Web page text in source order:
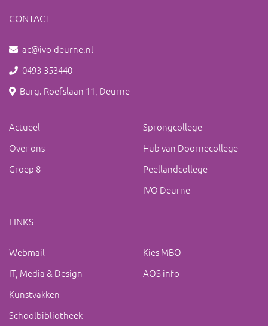
CONTACT
ac@ivo-deurne.nl
0493-353440
Burg. Roefslaan 11, Deurne
Actueel
Over ons
Groep 8
Sprongcollege
Hub van Doornecollege
Peellandcollege
IVO Deurne
LINKS
Webmail
IT, Media & Design
Kunstvakken
Schoolbibliotheek
Kies MBO
AOS info